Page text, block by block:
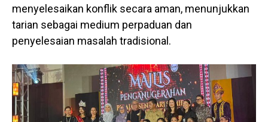
menyelesaikan konflik secara aman, menunjukkan
tarian sebagai medium perpaduan dan
penyelesaian masalah tradisional.